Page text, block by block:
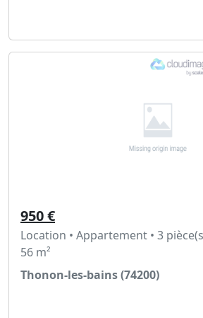
950 €
Location • Appartement • 3
56 m²
Thonon-les-bains (74200)